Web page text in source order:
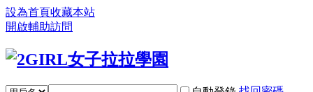
設為首頁收藏本站
開啟輔助訪問